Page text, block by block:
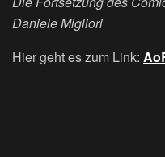
Daniele Migliori
Hier geht es zum Link: